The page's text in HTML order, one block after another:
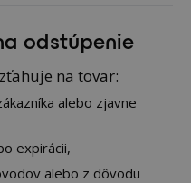
odstúpenie
na tovar:
alebo zjavne
expirácii,
alebo z dôvodu